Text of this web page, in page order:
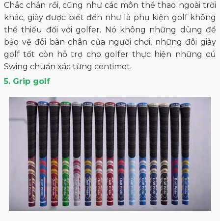
Chắc chắn rồi, cũng như các môn thể thao ngoài trời
khác, giày được biết đến như là phụ kiện golf không
thể thiếu đối với golfer. Nó không những dùng để
bảo vệ đôi bàn chân của người chơi, những đôi giày
golf tốt còn hỗ trợ cho golfer thực hiện những cú
Swing chuẩn xác từng centimet.
5. Grip golf